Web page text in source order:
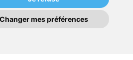
Changer mes préférences